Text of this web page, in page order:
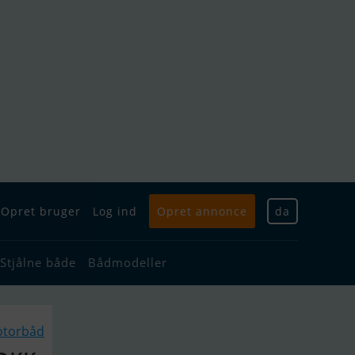
Opret bruger Log ind Opret annonce da
Stjålne både Bådmodeller